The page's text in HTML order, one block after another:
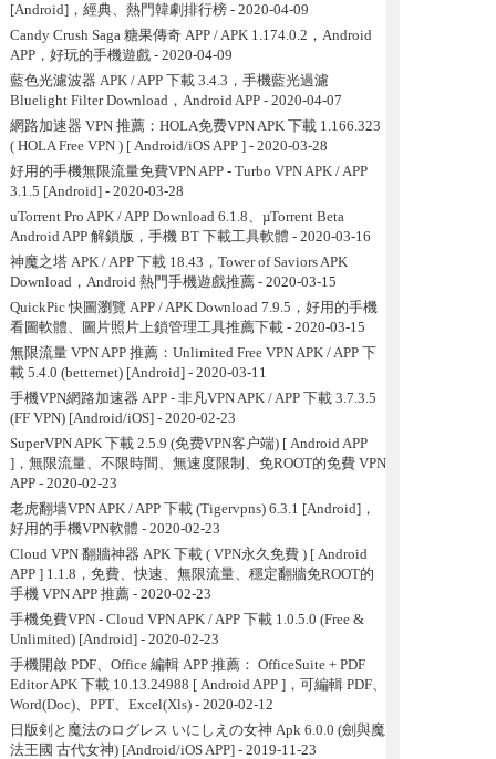
[Android]，經典、熱門韓劇排行榜- 2020-04-09
Candy Crush Saga 糖果傳奇 APP / APK 1.174.0.2，Android
APP，好玩的手機遊戲- 2020-04-09
藍色光濾波器 APK / APP 下載 3.4.3，手機藍光過濾
Bluelight Filter Download，Android APP- 2020-04-07
網路加速器 VPN 推薦：HOLA免费VPN APK 下載 1.166.323
( HOLA Free VPN ) [ Android/iOS APP ]- 2020-03-28
好用的手機無限流量免費VPN APP - Turbo VPN APK / APP
3.1.5 [Android]- 2020-03-28
uTorrent Pro APK / APP Download 6.1.8、µTorrent Beta
Android APP 解鎖版，手機 BT 下載工具軟體 - 2020-03-16
神魔之塔 APK / APP 下載 18.43，Tower of Saviors APK
Download，Android 熱門手機遊戲推薦- 2020-03-15
QuickPic 快圖瀏覽 APP / APK Download 7.9.5，好用的手機
看圖軟體、圖片照片上鎖管理工具推薦下載- 2020-03-15
無限流量 VPN APP 推薦：Unlimited Free VPN APK / APP 下
載 5.4.0 (betternet) [Android]- 2020-03-11
手機VPN網路加速器 APP - 非凡VPN APK / APP 下載 3.7.3.5
(FF VPN) [Android/iOS]- 2020-02-23
SuperVPN APK 下載 2.5.9 (免费VPN客户端) [ Android APP
]，無限流量、不限時間、無速度限制、免ROOT的免費 VPN
APP- 2020-02-23
老虎翻墙VPN APK / APP 下載 (Tigervpns) 6.3.1 [Android]，
好用的手機VPN軟體 - 2020-02-23
Cloud VPN 翻牆神器 APK 下載 ( VPN永久免費 ) [ Android
APP ] 1.1.8，免費、快速、無限流量、穩定翻牆免ROOT的
手機 VPN APP 推薦- 2020-02-23
手機免費VPN - Cloud VPN APK / APP 下載 1.0.5.0 (Free &
Unlimited) [Android]- 2020-02-23
手機開啟 PDF、Office 編輯 APP 推薦： OfficeSuite + PDF
Editor APK 下載 10.13.24988 [ Android APP ]，可編輯 PDF、
Word(Doc)、PPT、Excel(Xls)- 2020-02-12
日版剣と魔法のログレス いにしえの女神 Apk 6.0.0 (劍與魔
法王國 古代女神) [Android/iOS APP]- 2019-11-23